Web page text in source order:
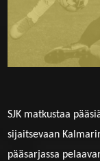
SJK matkustaa
sijaitsevaan
pääsarjassa